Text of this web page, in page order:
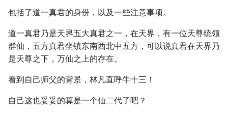
包括了道一真君的身份，以及一些注意事项。
道一真君乃是天界五大真君之一，在天界，有一位天尊统领
群仙，五方真君坐镇东南西北中五方，可以说真君在天界乃
是天尊之下，万仙之上的存在。
看到自己师父的背景，林凡直呼牛十三！
自己这也妥妥的算是一个仙二代了吧？